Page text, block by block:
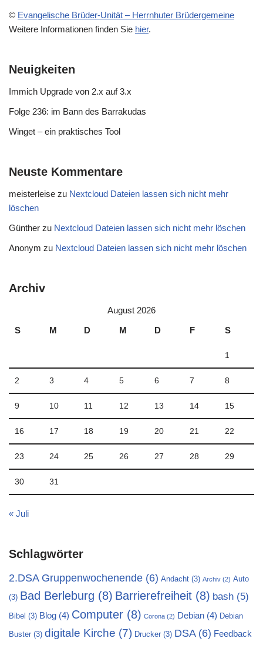
© Evangelische Brüder-Unität – Herrnhuter Brüdergemeine
Weitere Informationen finden Sie hier.
Neuigkeiten
Immich Upgrade von 2.x auf 3.x
Folge 236: im Bann des Barrakudas
Winget – ein praktisches Tool
Neuste Kommentare
meisterleise zu Nextcloud Dateien lassen sich nicht mehr
löschen
Günther zu Nextcloud Dateien lassen sich nicht mehr löschen
Anonym zu Nextcloud Dateien lassen sich nicht mehr löschen
Archiv
August 2026
S
M D M D F S
1
2 3 4 5 6 7 8
9 10 11 12 13 14 15
16 17 18 19 20 21 22
23 24 25 26 27 28 29
30 31
« Juli
Schlagwörter
2.DSA Gruppenwochenende (6) Andacht (3) Archiv (2) Auto
(3) Bad Berleburg (8) Barrierefreiheit (8) bash (5)
Bibel (3) Blog (4) Computer (8) Corona (2) Debian (4) Debian
Buster (3) digitale Kirche (7) Drucker (3) DSA(6) Feedback